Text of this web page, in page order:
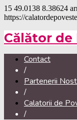
15 49.0138 8.38624
https://
Călător de
Contact
/
Partenerii
/
Calatorii de
/